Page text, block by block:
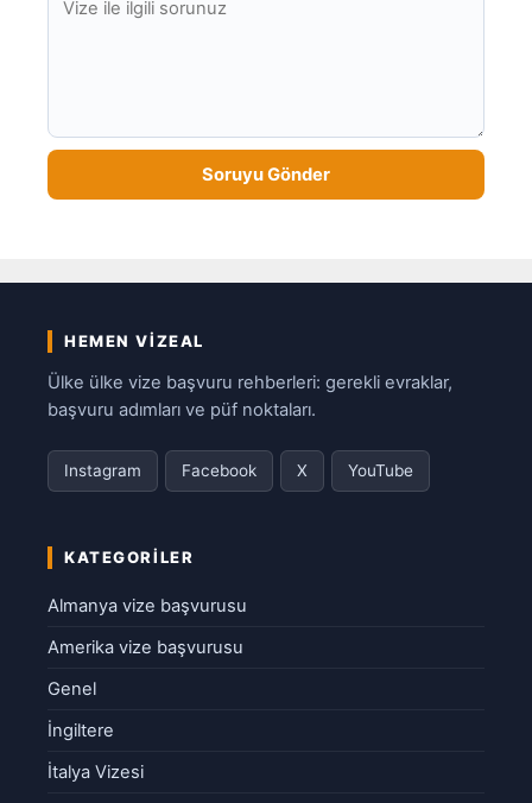
HEMEN VIZEAL
Ülke ülke vize başvuru rehberleri: gerekli evraklar,
başvuru adımları ve püf noktaları.
Instagram Facebook X YouTube
KATEGORILER
Almanya vize başvurusu
Amerika vize başvurusu
Genel
İngiltere
İtalya Vizesi